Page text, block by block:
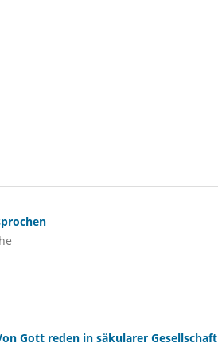
Gott reden in säkularer Gesellschaft